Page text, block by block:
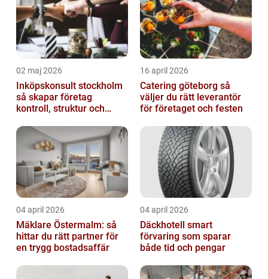
02 maj 2026
Inköpskonsult stockholm
så skapar företag
kontroll, struktur och
16 april 2026
Catering göteborg så
väljer du rätt leverantör
för företaget och festen
04 april 2026
Mäklare Östermalm: så
hittar du rätt partner för
en trygg bostadsaffär
04 april 2026
Däckhotell smart
förvaring som sparar
både tid och pengar